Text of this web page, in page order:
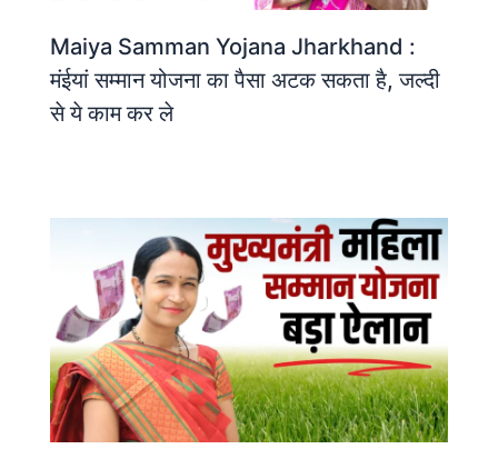
Maiya Samman Yojana Jharkhand :
मंईयां सम्मान योजना का पैसा अटक सकता है, जल्दी
से ये काम कर ले